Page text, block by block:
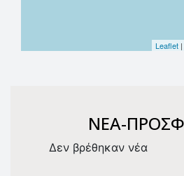
Leaflet
NEA-
Δεν βρέθηκαν νέα